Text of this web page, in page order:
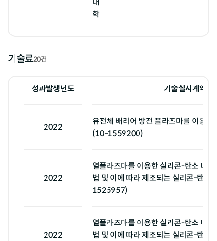
대
학
기술료20건
성과발생년도 기술실시계약명
2022
유전체 배리어 방전 플라즈마를 이용한
(10-1559200)
2022
열플라즈마를 이용한 실리콘-탄소 나
법 및 이에 따라 제조되는 실리콘-탄소
1525957)
2022
열플라즈마를 이용한 실리콘-탄소 나
법 및 이에 따라 제조되는 실리콘-탄소